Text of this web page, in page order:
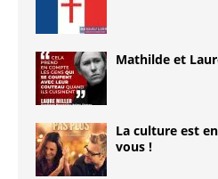
Mathilde et
La culture est
vous !